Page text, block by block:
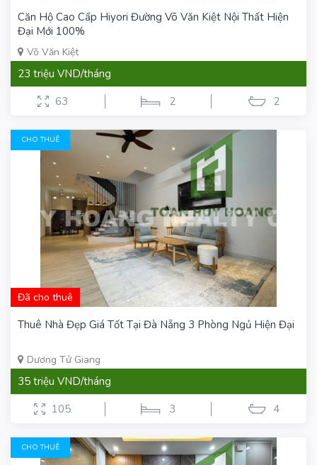
Căn Hộ Cao Cấp Hiyori Đường Võ Văn Kiệt Nội Thất Hiện
Đại Mới 100%
Võ Văn Kiệt
23 triệu VND/tháng
63
2 2
CHO THUÊ
Đã cho thuê
Thuê Nhà Đẹp Giá Tốt Tại Đà Nẵng 3 Phòng Ngủ Hiện Đại
Dương Tử Giang
35 triệu VND/tháng
105
3 4
CHO THUÊ